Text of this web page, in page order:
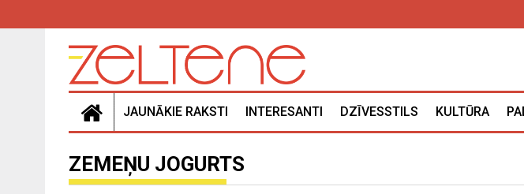
JAUNĀKIE RAKSTI INTERESANTI DZĪVESSTILS KULTŪRA
ZEMEŅU JOGURTS